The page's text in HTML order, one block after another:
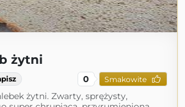
żytni
0 Smakowite
żytni. Zwarty, sprężysty,